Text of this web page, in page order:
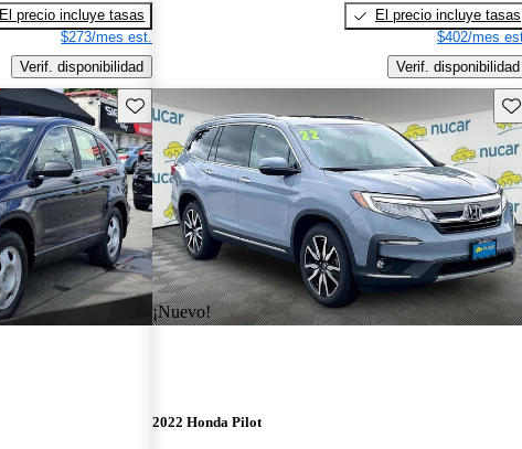
El precio incluye tasas
$273/mes est.
Verif. disponibilidad
El precio incluye tasas
$402/mes
Verif. disponibilidad
Guarda este Aviso
¡Nuevo!
2022 Honda Pilot